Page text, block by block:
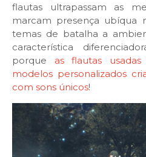
flautas ultrapassam as
marcam presença ubíqua
temas de batalha a
característica
porque as flautas
modelos personalizados
com sons únicos!